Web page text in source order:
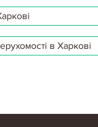
в Харкові